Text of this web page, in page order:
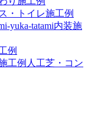
・トイレ施工例
内装施
例
人工芝・コン